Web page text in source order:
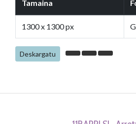
Tamaina
1300 x 1300 px
Deskargatu